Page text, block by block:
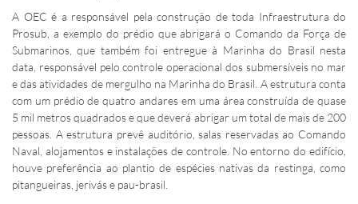
A OEC é a responsável pela construção de toda Infraestrutura do
Prosub, a exemplo do prédio que abrigará o Comando da Força de
Submarinos, que também foi entregue à Marinha do Brasil nesta
data, responsável pelo controle operacional dos submersíveis no mar
e das atividades de mergulho na Marinha do Brasil. A estrutura conta
com um prédio de quatro andares em uma área construída de quase
5 mil metros quadrados e que deverá abrigar um total de mais de 200
pessoas. A estrutura prevê auditório, salas reservadas ao Comando
Naval, alojamentos e instalações de controle. No entorno do edifício,
houve preferência ao plantio de espécies nativas da restinga, como
pitangueiras, jerivás e pau-brasil.